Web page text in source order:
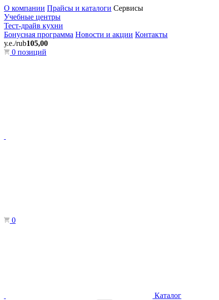
О компании Прайсы и каталоги Сервисы
Учебные центры
Тест-драйв кухни
Бонусная программа Новости и акции Контакты
у.е./rub105,00
0 позиций
0
Каталог